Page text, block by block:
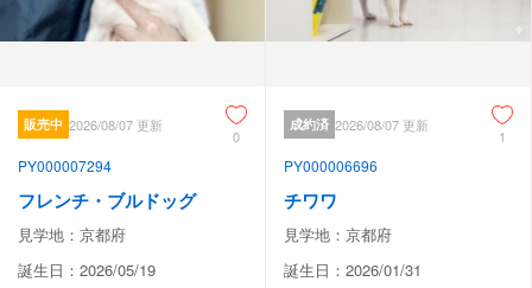
販売中 2026/08/07 更新
0
PY000007294
フレンチ・ブルドッグ
見学地：京都府
誕生日：2026/05/19
成約済 2026/08/07 更新
1
PY000006696
チワワ
見学地：京都府
誕生日：2026/01/31